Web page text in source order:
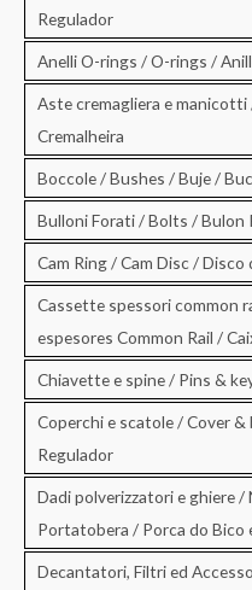
Regulador
Anelli O-rings / O-rings /
Aste cremagliera e manicotti
Cremalheira
Boccole / Bushes / Buje /
Bulloni Forati / Bolts / Bulon
Cam Ring / Cam Disc / Disco
Cassette spessori common
espesores Common Rail /
Chiavette e spine / Pins &
Coperchi e scatole / Cover &
Regulador
Dadi polverizzatori e ghiere
Portatobera / Porca do Bico
Decantatori, Filtri ed